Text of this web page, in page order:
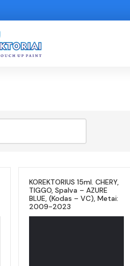
KOREKTORIUS 15ml. CHERY,
TIGGO, Spalva – AZURE
BLUE, (Kodas – VC), Metai:
2009-2023